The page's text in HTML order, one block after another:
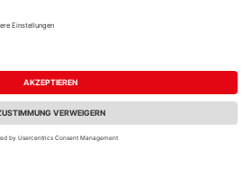
Karcher Design
Fachberatung